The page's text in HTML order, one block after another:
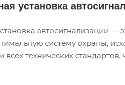
установка
автосигнализации
систему охраны,
технических